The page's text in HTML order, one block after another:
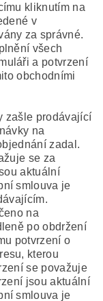
kliknutím na
v
za správné.
všech
a potvrzení
obchodními
zašle prodávající
na
zadal.
se za
aktuální
smlouva je
na
po obdržení
potvrzení o
kterou
se považuje
jsou aktuální
smlouva je